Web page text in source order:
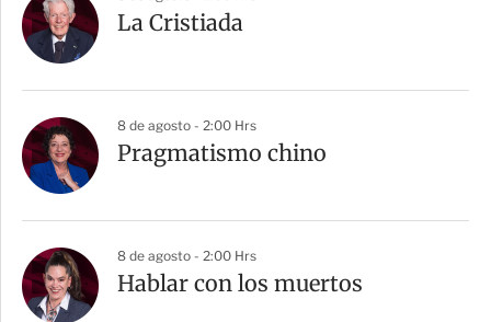
La Cristiada
8 de agosto - 2:00 Hrs
Pragmatismo chino
8 de agosto - 2:00 Hrs
Hablar con los muertos